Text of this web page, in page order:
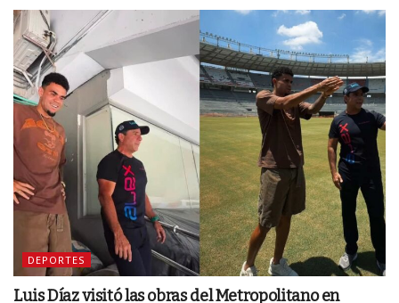
DEPORTES
Luis Díaz visitó las obras del Metropolitano en